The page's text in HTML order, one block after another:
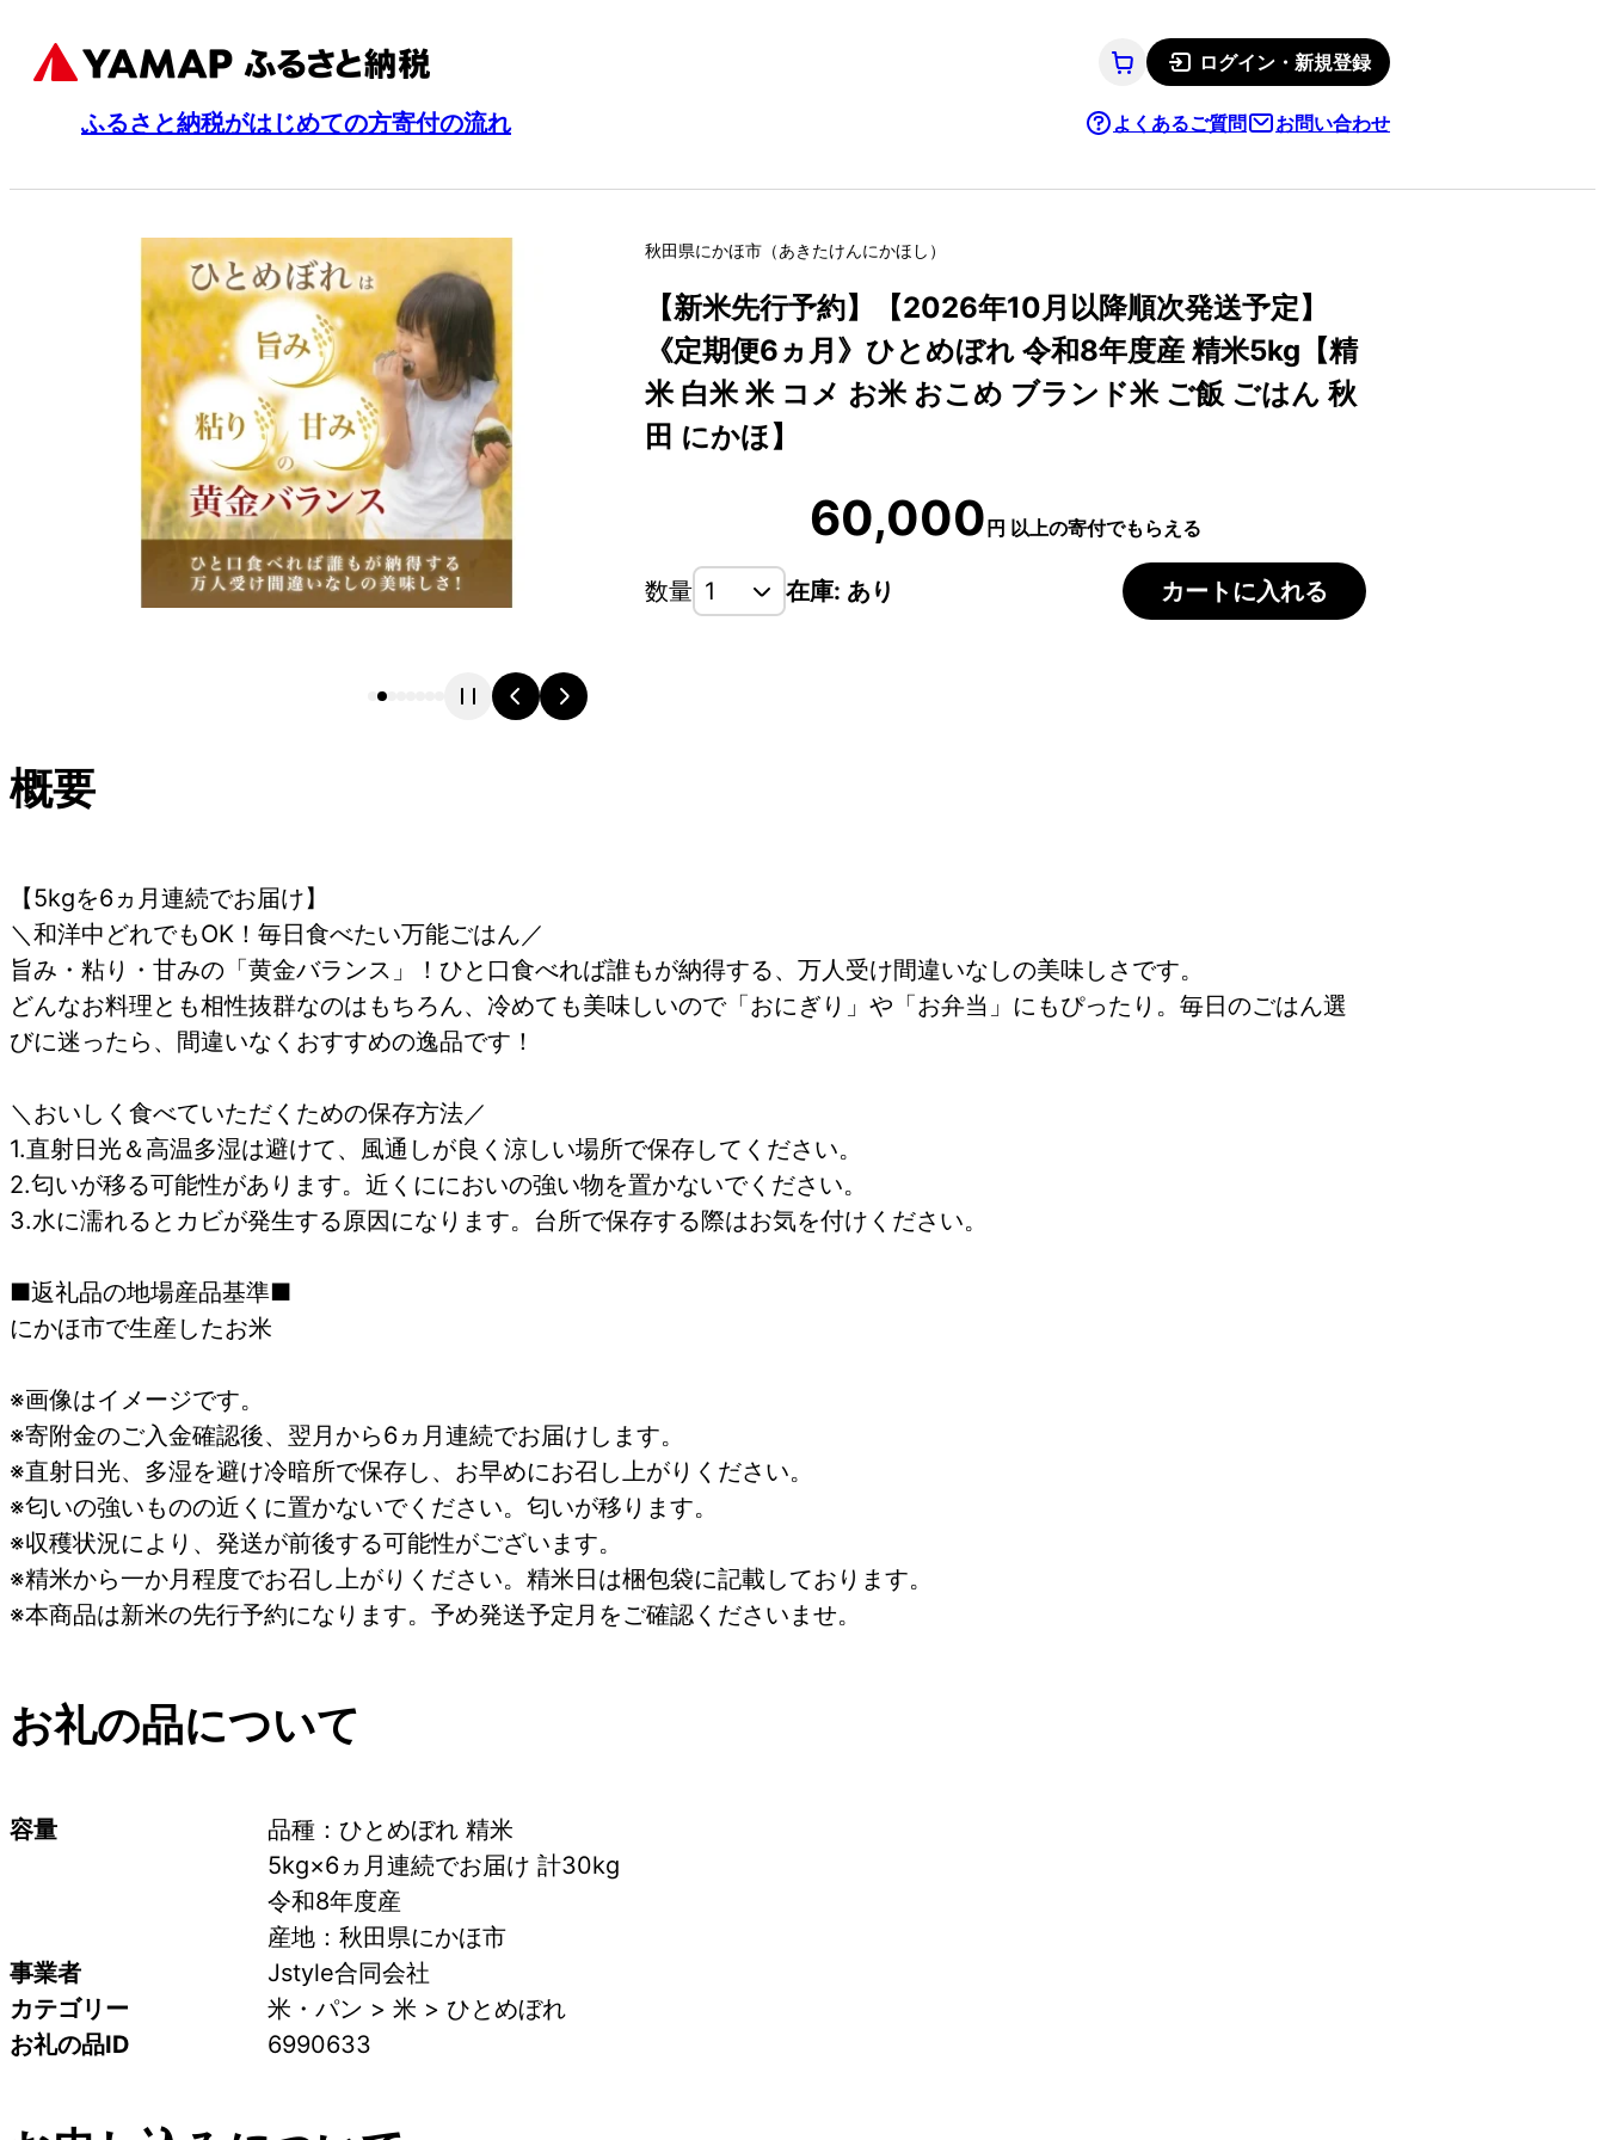
ログイン・新規登録
ふるさと納税がはじめての方寄付の流れ よくあるご質問 お問い合わせ
秋田県にかほ市 （あきたけんにかほし ）
【新米先行予約】【2026年10月以降順次発送予定】
《定期便6ヵ月》ひとめぼれ 令和8年度産 精米5kg【精
米 白米 米 コメ お米 おこめ ブランド米 ご飯 ごはん 秋
田 にかほ】
60,000円 以上の寄付でもらえる
数量 在庫: あり カートに入れる
概要
【5kgを6ヵ月連続でお届け】
＼和洋中どれでもOK！毎日食べたい万能ごはん／
旨み・粘り・甘みの「黄金バランス」！ひと口食べれば誰もが納得する、万人受け間違いなしの美味しさです。
どんなお料理とも相性抜群なのはもちろん、冷めても美味しいので「おにぎり」や「お弁当」にもぴったり。毎日のごはん選
びに迷ったら、間違いなくおすすめの逸品です！
＼おいしく食べていただくための保存方法／
1.直射日光＆高温多湿は避けて、風通しが良く涼しい場所で保存してください。
2.匂いが移る可能性があります。近くににおいの強い物を置かないでください。
3.水に濡れるとカビが発生する原因になります。台所で保存する際はお気を付けください。
■返礼品の地場産品基準■
にかほ市で生産したお米
※画像はイメージです。
※寄附金のご入金確認後、翌月から6ヵ月連続でお届けします。
※直射日光、多湿を避け冷暗所で保存し、お早めにお召し上がりください。
※匂いの強いものの近くに置かないでください。匂いが移ります。
※収穫状況により、発送が前後する可能性がございます。
※精米から一か月程度でお召し上がりください。精米日は梱包袋に記載しております。
※本商品は新米の先行予約になります。予め発送予定月をご確認くださいませ。
お礼の品について
容量
品種：ひとめぼれ 精米
5kg×6ヵ月連続でお届け 計30kg
令和8年度産
産地：秋田県にかほ市
事業者
Jstyle合同会社
カテゴリー
米・パン > 米 > ひとめぼれ
お礼の品ID
6990633